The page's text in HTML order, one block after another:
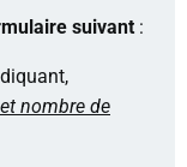
suivant :
nombre de